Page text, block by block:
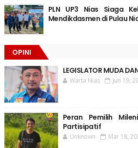
PLN UP3 Nias Siaga
Mendikdasmen di Pulau
OPINI
LEGISLATOR MUDA
Warta Nias Jun 19,
Peran Pemilih
Partisipatif
Unknown Mar 18,